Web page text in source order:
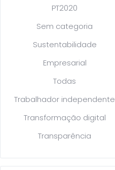
PT2020
Sem categoria
Sustentabilidade
Empresarial
Todas
Trabalhador independente
Transformação digital
Transparência